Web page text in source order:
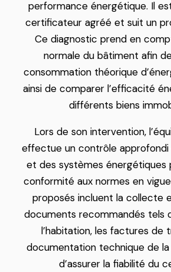
performance énergétique. Il
certificateur agréé et suit un
Ce diagnostic prend en
normale du bâtiment afin
consommation théorique
ainsi de comparer l’efficacité
différents biens
Lors de son intervention,
effectue un contrôle approfondi
et des systèmes énergétiques
conformité aux normes en
proposés incluent la collecte
documents recommandés tels
l’habitation, les factures de
documentation technique de la
d’assurer la fiabilité du